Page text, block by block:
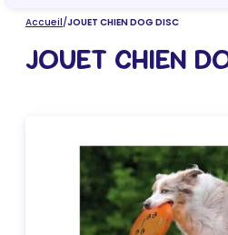
Accueil/JOUET CHIEN DOG DISC
JOUET CHIEN